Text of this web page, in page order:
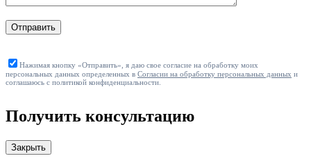
Отправить
Нажимая кнопку «Отправить», я даю свое согласие на обработку моих
персональных данных определенных в Согласии на обработку персональных данных и
соглашаюсь с политикой конфиденциальности.
Получить консультацию
Закрыть